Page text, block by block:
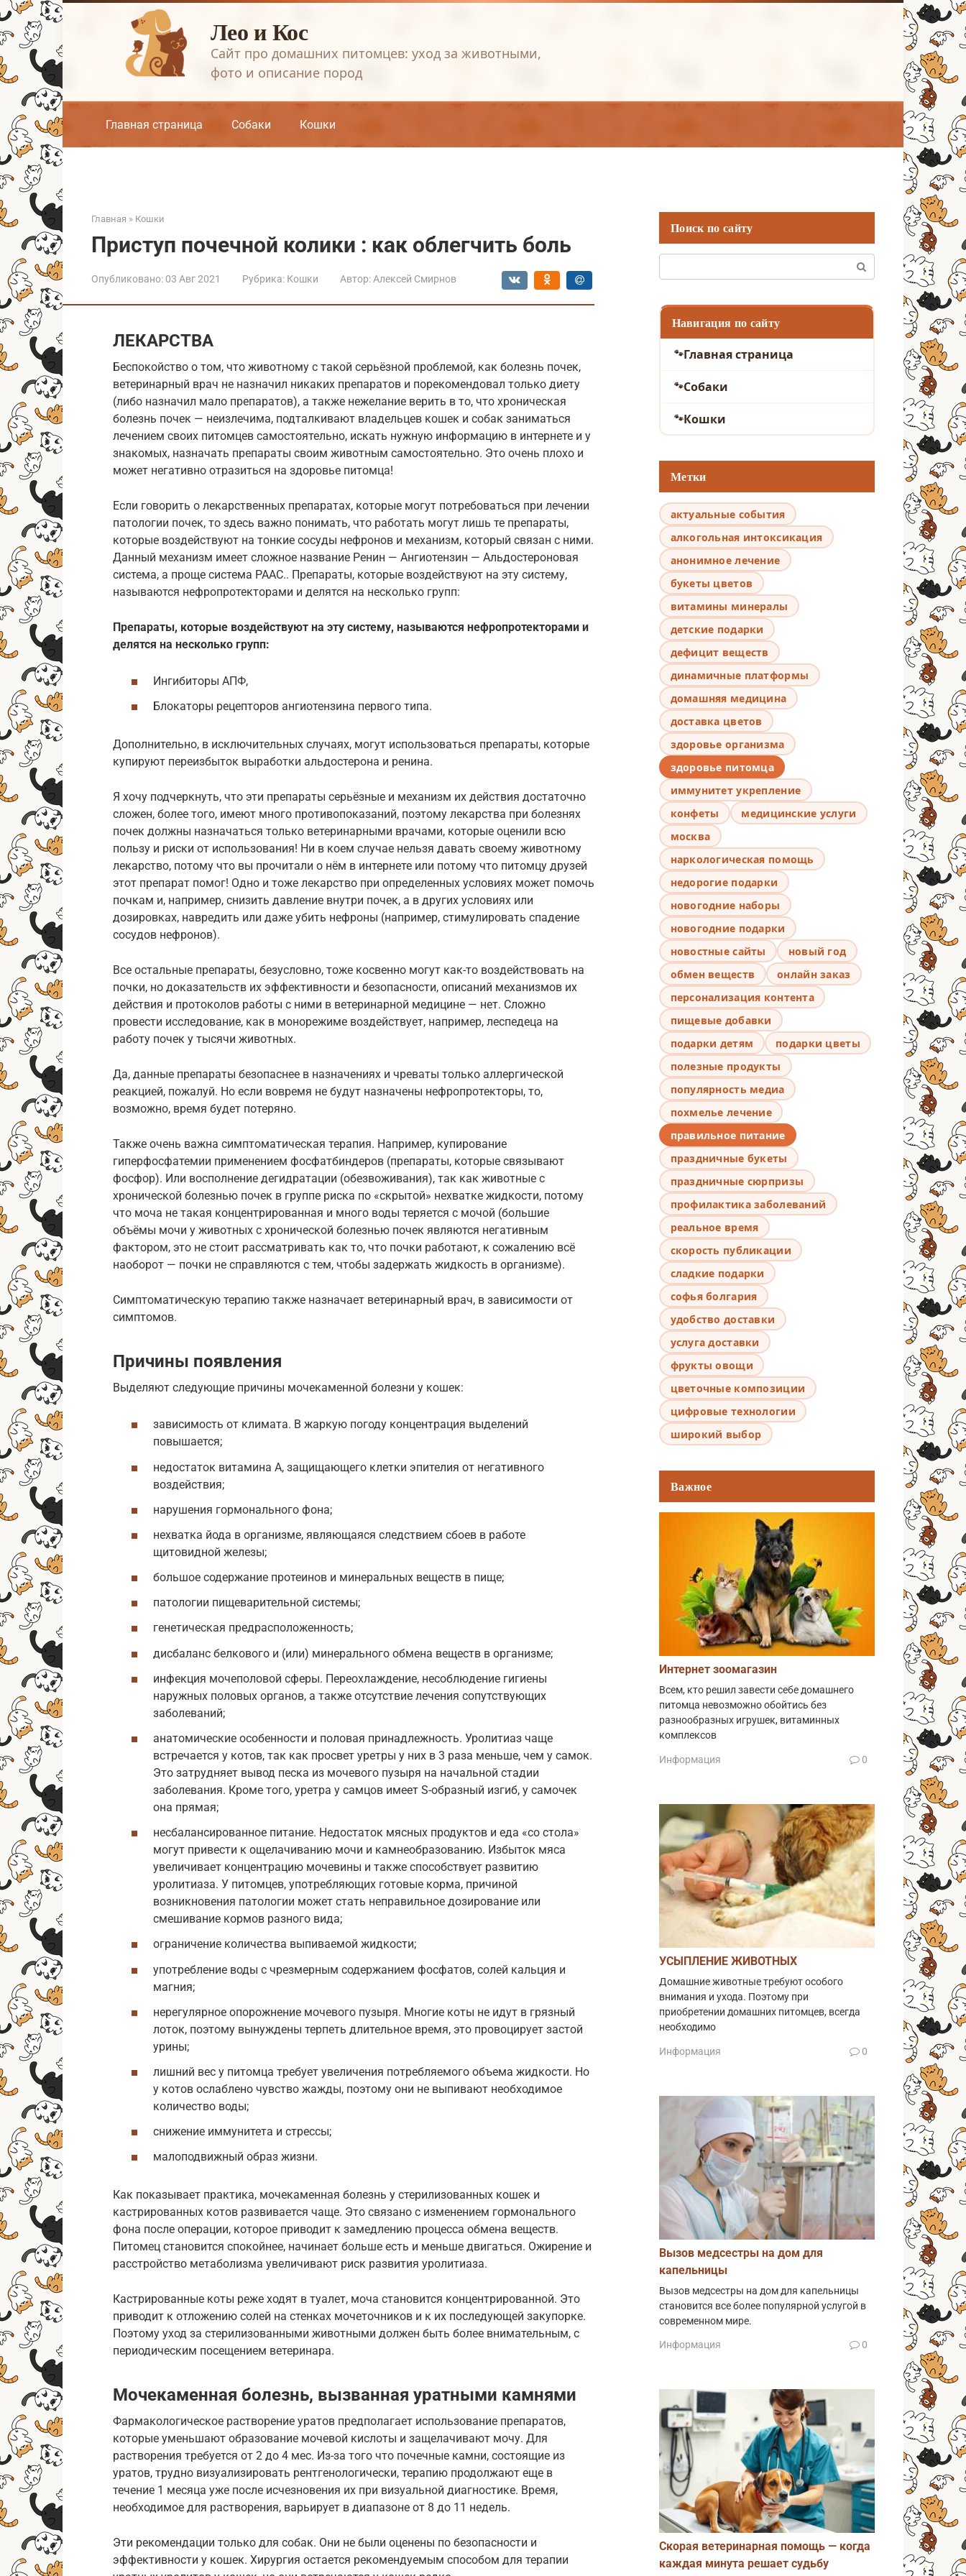
Перейти
к
контенту
Лео и Кос
Сайт про домашних питомцев: уход за животными,
фото и описание пород
Главная страница Собаки Кошки
Главная » Кошки
Приступ почечной колики : как облегчить боль
Опубликовано: 03 Авг 2021 Рубрика: Кошки Автор: Алексей Смирнов
ЛЕКАРСТВА
Беспокойство о том, что животному с такой серьёзной проблемой, как болезнь почек,
ветеринарный врач не назначил никаких препаратов и порекомендовал только диету
(либо назначил мало препаратов), а также нежелание верить в то, что хроническая
болезнь почек — неизлечима, подталкивают владельцев кошек и собак заниматься
лечением своих питомцев самостоятельно, искать нужную информацию в интернете и у
знакомых, назначать препараты своим животным самостоятельно. Это очень плохо и
может негативно отразиться на здоровье питомца!
Если говорить о лекарственных препаратах, которые могут потребоваться при лечении
патологии почек, то здесь важно понимать, что работать могут лишь те препараты,
которые воздействуют на тонкие сосуды нефронов и механизм, который связан с ними.
Данный механизм имеет сложное название Ренин — Ангиотензин — Альдостероновая
система, а проще система РААС.. Препараты, которые воздействуют на эту систему,
называются нефропротекторами и делятся на несколько групп:
Препараты, которые воздействуют на эту систему, называются нефропротекторами и
делятся на несколько групп:
Ингибиторы АПФ,
Блокаторы рецепторов ангиотензина первого типа.
Дополнительно, в исключительных случаях, могут использоваться препараты, которые
купируют переизбыток выработки альдостерона и ренина.
Я хочу подчеркнуть, что эти препараты серьёзные и механизм их действия достаточно
сложен, более того, имеют много противопоказаний, поэтому лекарства при болезнях
почек должны назначаться только ветеринарными врачами, которые оценили всю
пользу и риски от использования! Ни в коем случае нельзя давать своему животному
лекарство, потому что вы прочитали о нём в интернете или потому что питомцу друзей
этот препарат помог! Одно и тоже лекарство при определенных условиях может помочь
почкам и, например, снизить давление внутри почек, а в других условиях или
дозировках, навредить или даже убить нефроны (например, стимулировать спадение
сосудов нефронов).
Все остальные препараты, безусловно, тоже косвенно могут как-то воздействовать на
почки, но доказательств их эффективности и безопасности, описаний механизмов их
действия и протоколов работы с ними в ветеринарной медицине — нет. Сложно
провести исследование, как в монорежиме воздействует, например, леспедеца на
работу почек у тысячи животных.
Да, данные препараты безопаснее в назначениях и чреваты только аллергической
реакцией, пожалуй. Но если вовремя не будут назначены нефропротекторы, то,
возможно, время будет потеряно.
Также очень важна симптоматическая терапия. Например, купирование
гиперфосфатемии применением фосфатбиндеров (препараты, которые связывают
фосфор). Или восполнение дегидратации (обезвоживания), так как животные с
хронической болезнью почек в группе риска по «скрытой» нехватке жидкости, потому
что моча не такая концентрированная и много воды теряется с мочой (большие
объёмы мочи у животных с хронической болезнью почек являются негативным
фактором, это не стоит рассматривать как то, что почки работают, к сожалению всё
наоборот — почки не справляются с тем, чтобы задержать жидкость в организме).
Симптоматическую терапию также назначает ветеринарный врач, в зависимости от
симптомов.
Причины появления
Выделяют следующие причины мочекаменной болезни у кошек:
зависимость от климата. В жаркую погоду концентрация выделений
повышается;
недостаток витамина А, защищающего клетки эпителия от негативного
воздействия;
нарушения гормонального фона;
нехватка йода в организме, являющаяся следствием сбоев в работе
щитовидной железы;
большое содержание протеинов и минеральных веществ в пище;
патологии пищеварительной системы;
генетическая предрасположенность;
дисбаланс белкового и (или) минерального обмена веществ в организме;
инфекция мочеполовой сферы. Переохлаждение, несоблюдение гигиены
наружных половых органов, а также отсутствие лечения сопутствующих
заболеваний;
анатомические особенности и половая принадлежность. Уролитиаз чаще
встречается у котов, так как просвет уретры у них в 3 раза меньше, чем у самок.
Это затрудняет вывод песка из мочевого пузыря на начальной стадии
заболевания. Кроме того, уретра у самцов имеет S-образный изгиб, у самочек
она прямая;
несбалансированное питание. Недостаток мясных продуктов и еда «со стола»
могут привести к ощелачиванию мочи и камнеобразованию. Избыток мяса
увеличивает концентрацию мочевины и также способствует развитию
уролитиаза. У питомцев, употребляющих готовые корма, причиной
возникновения патологии может стать неправильное дозирование или
смешивание кормов разного вида;
ограничение количества выпиваемой жидкости;
употребление воды с чрезмерным содержанием фосфатов, солей кальция и
магния;
нерегулярное опорожнение мочевого пузыря. Многие коты не идут в грязный
лоток, поэтому вынуждены терпеть длительное время, это провоцирует застой
урины;
лишний вес у питомца требует увеличения потребляемого объема жидкости. Но
у котов ослаблено чувство жажды, поэтому они не выпивают необходимое
количество воды;
снижение иммунитета и стрессы;
малоподвижный образ жизни.
Как показывает практика, мочекаменная болезнь у стерилизованных кошек и
кастрированных котов развивается чаще. Это связано с изменением гормонального
фона после операции, которое приводит к замедлению процесса обмена веществ.
Питомец становится спокойнее, начинает больше есть и меньше двигаться. Ожирение и
расстройство метаболизма увеличивают риск развития уролитиаза.
Кастрированные коты реже ходят в туалет, моча становится концентрированной. Это
приводит к отложению солей на стенках мочеточников и к их последующей закупорке.
Поэтому уход за стерилизованными животными должен быть более внимательным, с
периодическим посещением ветеринара.
Мочекаменная болезнь, вызванная уратными камнями
Фармакологическое растворение уратов предполагает использование препаратов,
которые уменьшают образование мочевой кислоты и защелачивают мочу. Для
растворения требуется от 2 до 4 мес. Из-за того что почечные камни, состоящие из
уратов, трудно визуализировать рентгенологически, терапию продолжают еще в
течение 1 месяца уже после исчезновения их при визуальной диагностике. Время,
необходимое для растворения, варьирует в диапазоне от 8 до 11 недель.
Эти рекомендации только для собак. Они не были оценены по безопасности и
эффективности у кошек. Хирургия остается рекомендуемым способом для терапии
Поиск по сайту
Навигация по сайту
Главная страница
Собаки
Кошки
Метки
актуальные события
алкогольная интоксикация
анонимное лечение
букеты цветов
витамины минералы
детские подарки
дефицит веществ
динамичные платформы
домашняя медицина
доставка цветов
здоровье организма
здоровье питомца
иммунитет укрепление
конфеты
медицинские услуги
москва
наркологическая помощь
недорогие подарки
новогодние наборы
новогодние подарки
новостные сайты
новый год
обмен веществ
онлайн заказ
персонализация контента
пищевые добавки
подарки детям
подарки цветы
полезные продукты
популярность медиа
похмелье лечение
правильное питание
праздничные букеты
праздничные сюрпризы
профилактика заболеваний
реальное время
скорость публикации
сладкие подарки
софья болгария
удобство доставки
услуга доставки
фрукты овощи
цветочные композиции
цифровые технологии
широкий выбор
Важное
Интернет зоомагазин
Всем, кто решил завести себе домашнего
питомца невозможно обойтись без
разнообразных игрушек, витаминных
комплексов
Информация 0
УСЫПЛЕНИЕ ЖИВОТНЫХ
Домашние животные требуют особого
внимания и ухода. Поэтому при
приобретении домашних питомцев, всегда
необходимо
Информация 0
Вызов медсестры на дом для
капельницы
Вызов медсестры на дом для капельницы
становится все более популярной услугой в
современном мире.
Информация 0
Скорая ветеринарная помощь — когда
каждая минута решает судьбу